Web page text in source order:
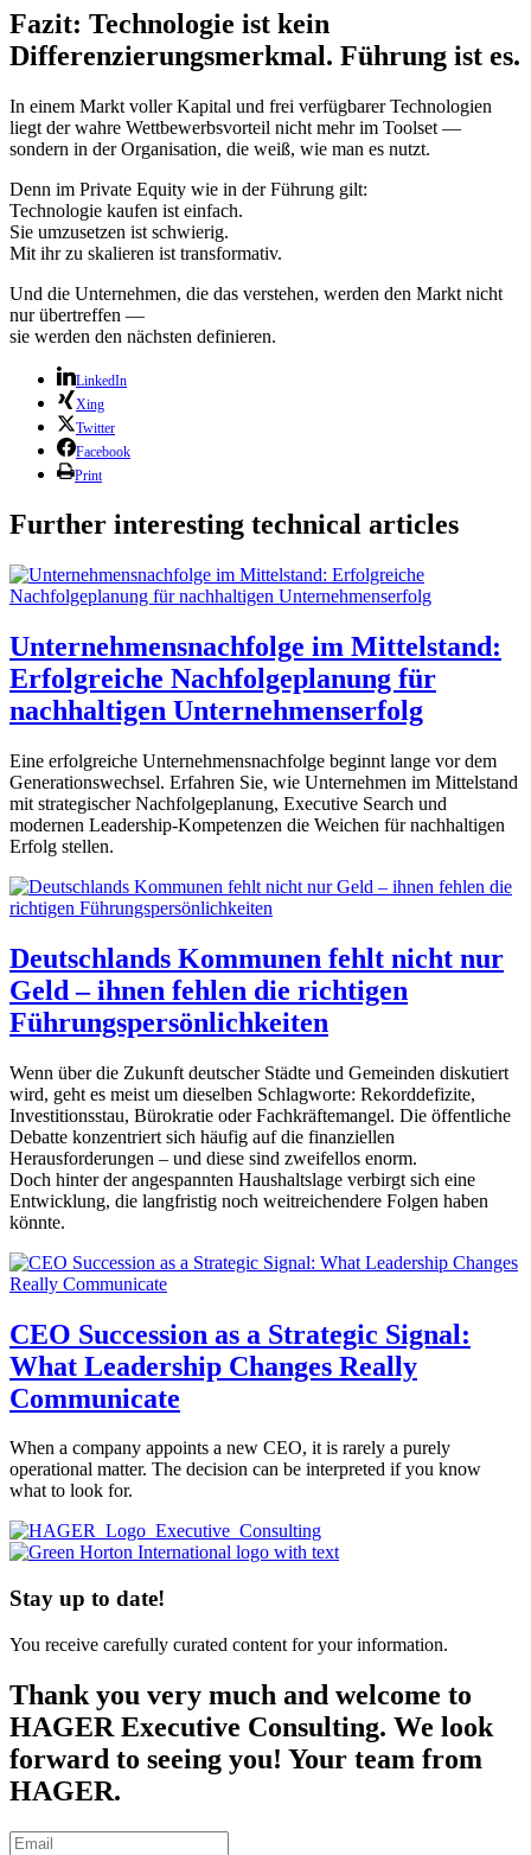
Fazit: Technologie ist kein
Differenzierungsmerkmal. Führung ist es.
In einem Markt voller Kapital und frei verfügbarer Technologien
liegt der wahre Wettbewerbsvorteil nicht mehr im Toolset —
sondern in der Organisation, die weiß, wie man es nutzt.
Denn im Private Equity wie in der Führung gilt:
Technologie kaufen ist einfach.
Sie umzusetzen ist schwierig.
Mit ihr zu skalieren ist transformativ.
Und die Unternehmen, die das verstehen, werden den Markt nicht
nur übertreffen —
sie werden den nächsten definieren.
LinkedIn
Xing
Twitter
Facebook
Print
Further interesting technical articles
Unternehmensnachfolge im Mittelstand:
Erfolgreiche Nachfolgeplanung für
nachhaltigen Unternehmenserfolg
Eine erfolgreiche Unternehmensnachfolge beginnt lange vor dem
Generationswechsel. Erfahren Sie, wie Unternehmen im Mittelstand
mit strategischer Nachfolgeplanung, Executive Search und
modernen Leadership-Kompetenzen die Weichen für nachhaltigen
Erfolg stellen.
Deutschlands Kommunen fehlt nicht nur
Geld – ihnen fehlen die richtigen
Führungspersönlichkeiten
Wenn über die Zukunft deutscher Städte und Gemeinden diskutiert
wird, geht es meist um dieselben Schlagworte: Rekorddefizite,
Investitionsstau, Bürokratie oder Fachkräftemangel. Die öffentliche
Debatte konzentriert sich häufig auf die finanziellen
Herausforderungen – und diese sind zweifellos enorm.
Doch hinter der angespannten Haushaltslage verbirgt sich eine
Entwicklung, die langfristig noch weitreichendere Folgen haben
könnte.
CEO Succession as a Strategic Signal:
What Leadership Changes Really
Communicate
When a company appoints a new CEO, it is rarely a purely
operational matter. The decision can be interpreted if you know
what to look for.
Stay up to date!
You receive carefully curated content for your information.
Thank you very much and welcome to
HAGER Executive Consulting. We look
forward to seeing you! Your team from
HAGER.